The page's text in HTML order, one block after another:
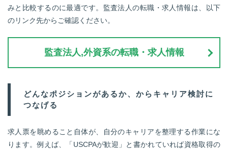
みと比較するのに最適です。監査法人の転職・求人情報は、以下
のリンク先からご確認ください。
監査法人,外資系の転職・求人情報
どんなポジションがあるか、からキャリア検討に
つなげる
求人票を眺めること自体が、自分のキャリアを整理する作業にな
ります。例えば、「USCPAが歓迎」と書かれていれば資格取得の